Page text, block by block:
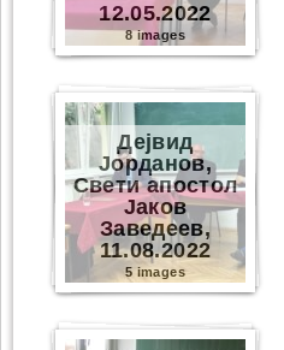
12.05.2022
8 images
Дејвид
Јорданов,
Свети апостол
Јаков
Заведеев,
11.08.2022
5 images